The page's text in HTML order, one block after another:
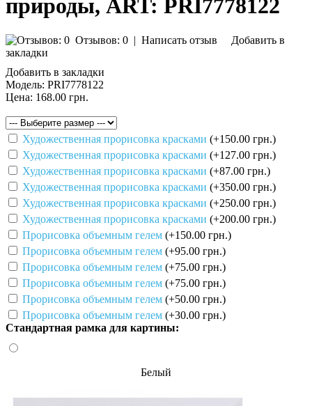
природы, ART: PRI7778122
Отзывов: 0 | Написать отзыв
Добавить в
закладки
Добавить в закладки
Модель: PRI7778122
Цена: 168.00 грн.
Художественная прорисовка красками (+150.00 грн.)
Художественная прорисовка красками (+127.00 грн.)
Художественная прорисовка красками (+87.00 грн.)
Художественная прорисовка красками (+350.00 грн.)
Художественная прорисовка красками (+250.00 грн.)
Художественная прорисовка красками (+200.00 грн.)
Прорисовка объемным гелем (+150.00 грн.)
Прорисовка объемным гелем (+95.00 грн.)
Прорисовка объемным гелем (+75.00 грн.)
Прорисовка объемным гелем (+75.00 грн.)
Прорисовка объемным гелем (+50.00 грн.)
Прорисовка объемным гелем (+30.00 грн.)
Стандартная рамка для картины:
Белый